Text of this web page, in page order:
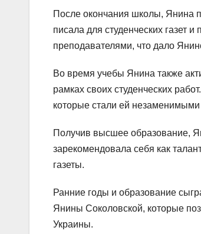
После окончания школы, Янина
писала для студенческих газет
преподавателями, что дало
Во время учебы Янина также
рамках своих студенческих
которые стали ей
Получив высшее образование,
зарекомендовала себя как
газеты.
Ранние годы и образование
Янины Соколовской, которые
Украины.